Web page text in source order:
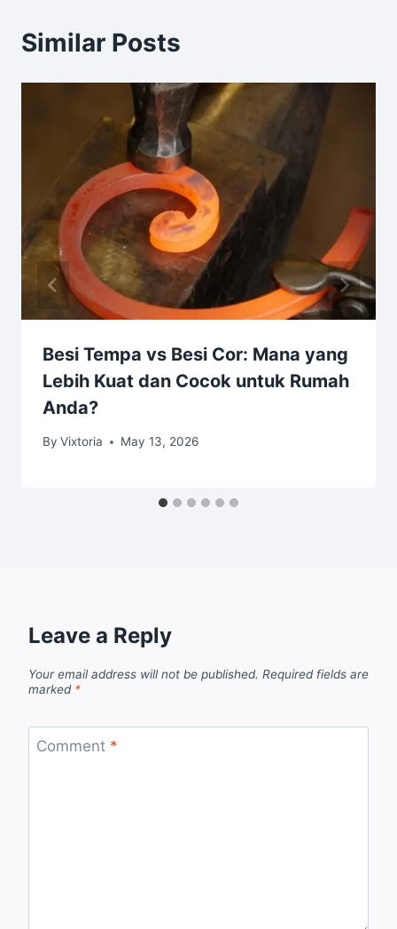
Similar Posts
Besi Tempa vs Besi Cor: Mana yang
Lebih Kuat dan Cocok untuk Rumah
Anda?
By Vixtoria May 13, 2026
Leave a Reply
Your email address will not be published. Required fields are
marked *
Comment *